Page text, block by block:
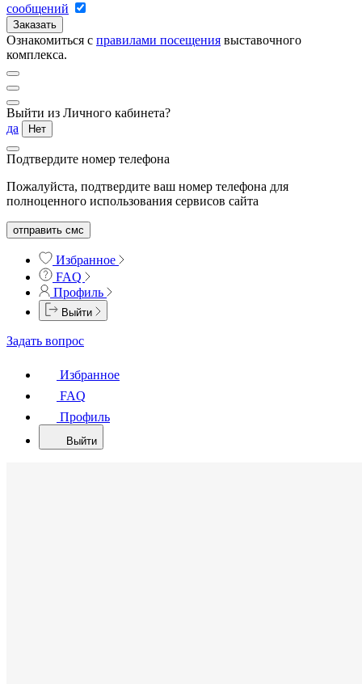
сообщений
Заказать
Ознакомиться с правилами посещения выставочного
комплекса.
Выйти из Личного кабинета?
да
Нет
Подтвердите номер телефона
Пожалуйста, подтвердите ваш номер телефона для
полноценного использования сервисов сайта
отправить смс
Избранное
FAQ
Профиль
Выйти
Задать вопрос
Избранное
FAQ
Профиль
Выйти